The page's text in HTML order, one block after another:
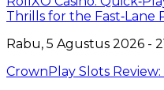
Thrills for the Fast‑Lane
Rabu, 5 Agustus 2026 -
CrownPlay Slots